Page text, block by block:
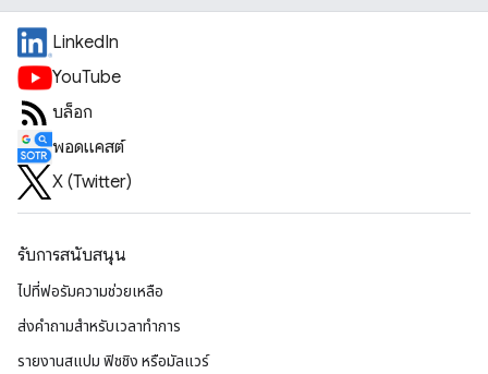
LinkedIn
YouTube
บล็อก
พอดแคสต์
X (Twitter)
รับการสนับสนุน
ไปที่ฟอรัมความช่วยเหลือ
ส่งคำถามสำหรับเวลาทำการ
รายงานสแปม ฟิชชิง หรือมัลแวร์